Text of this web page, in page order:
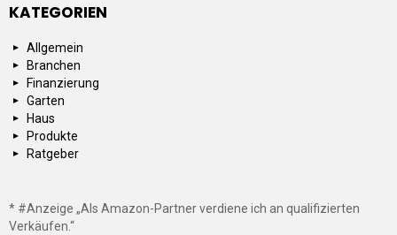
KATEGORIEN
Allgemein
Branchen
Finanzierung
Garten
Haus
Produkte
Ratgeber
* #Anzeige „Als Amazon-Partner verdiene ich an qualifizierten
Verkäufen.“